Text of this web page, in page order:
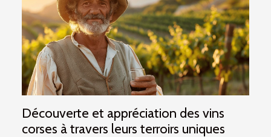
Découverte et appréciation des vins
corses à travers leurs terroirs uniques